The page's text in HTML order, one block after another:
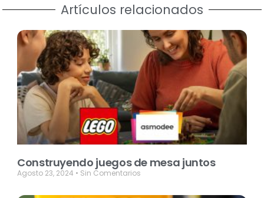
Artículos relacionados
Construyendo juegos de mesa juntos
Agosto 23, 2024 Sin Comentarios